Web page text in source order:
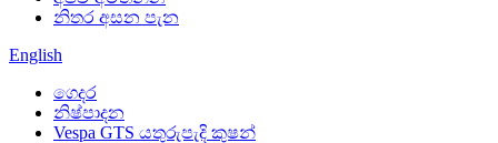
නිතර අසන පැන
English
ගෙදර
නිෂ්පාදන
Vespa GTS යතුරුපැදි කුෂන්